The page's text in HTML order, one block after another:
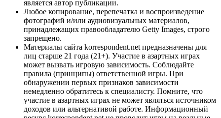
является автор публикации.
Любое копирование, перепечатка и воспроизведение
фотографий и/или аудиовизуальных материалов,
принадлежащих правообладателю Getty Images, строго
запрещено.
Материалы сайта korrespondent.net предназначены для
лиц старше 21 года (21+). Участие в азартных играх
может вызвать игровую зависимость. Соблюдайте
правила (принципы) ответственной игры. При
обнаружении первых признаков зависимости
немедленно обратитесь к специалисту. Помните, что
участие в азартных играх не может являться источником
доходов или альтернативой работе. Информационный